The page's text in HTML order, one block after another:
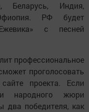
Беларусь, Индия,
РФ будет
с песней
профессиональное
проголосовать
проекта. Если
и народного жюри
два победителя, как